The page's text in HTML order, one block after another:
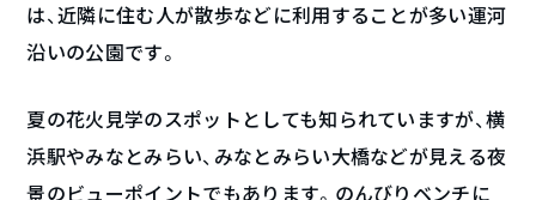
は、近隣に住む人が散歩などに利用することが多い運河
沿いの公園です。
夏の花火見学のスポットとしても知られていますが、横
浜駅やみなとみらい、みなとみらい大橋などが見える夜
景のビューポイントでもあります。のんびりベンチに